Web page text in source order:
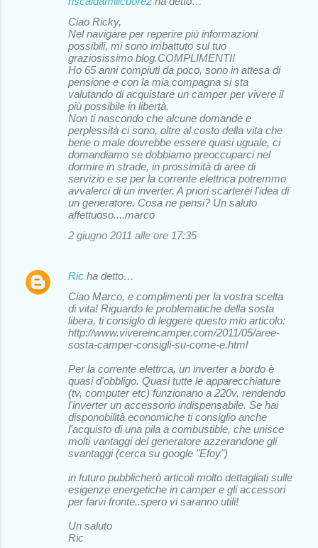
Ciao Ricky,
Nel navigare per reperire più informazioni
possibili, mi sono imbattuto sul tuo
graziosissimo blog.COMPLIMENTI!
Ho 65 anni compiuti da poco, sono in attesa di
pensione e con la mia compagna si sta
valutando di acquistare un camper per vivere il
più possibile in libertà.
Non ti nascondo che alcune domande e
perplessità ci sono, oltre al costo della vita che
bene o male dovrebbe essere quasi uguale, ci
domandiamo se dobbiamo preoccuparci nel
dormire in strade, in prossimità di aree di
servizio e se per la corrente elettrica potremmo
avvalerci di un inverter. A priori scarterei l'idea di
un generatore. Cosa ne pensi? Un saluto
affettuoso....marco
2 giugno 2011 alle ore 17:35
Ric ha detto…
Ciao Marco, e complimenti per la vostra scelta
di vita! Riguardo le problematiche della sosta
libera, ti consiglo di leggere questo mio articolo:
http://www.vivereincamper.com/2011/05/aree-
sosta-camper-consigli-su-come-e.html
Per la corrente elettrca, un inverter a bordo è
quasi d'obbligo. Quasi tutte le apparecchiature
(tv, computer etc) funzionano a 220v, rendendo
l'inverter un accessorio indispensabile. Se hai
disponobilità economiche ti consiglio anche
l'acquisto di una pila a combustible, che unisce
molti vantaggi del generatore azzerandone gli
svantaggi (cerca su google "Efoy")
in futuro pubblicherò articoli molto dettagliati sulle
esigenze energetiche in camper e gli accessori
per farvi fronte..spero vi saranno utili!
Un saluto
Ric